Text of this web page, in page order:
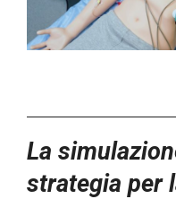
La
strategia per